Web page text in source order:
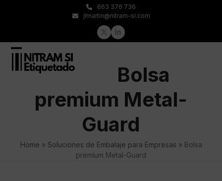
663 376 736
jlmartin@nitram-si.com
TwitterLinkedIn
Open
mobile
Close
mobile
Bolsa
premium Metal-
Guard
Home » Soluciones de Embalaje para Empresas » Bolsa
premium Metal-Guard